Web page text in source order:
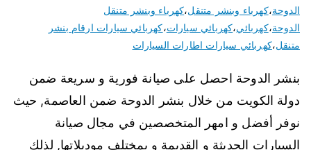
الدوحة،كهرباء وبنشر متنقل،كهرباء وبنشر متنقل
الدوحة،كهربائي،كهربائي سيارات،كهربائي سيارات ارقام بنشر
متنقل،كهربائي سيارات اطارات السيارات
بنشر الدوحة احصل على صيانة فورية و سريعة ضمن
دولة الكويت من خلال بنشر الدوحة ضمن العاصمة, حيث
نوفر أفضل و امهر المتخصصين في مجال صيانة
السيارات الحديثة و القديمة و بمختلف موديلاتها, لذلك